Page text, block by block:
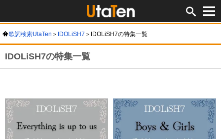
歌詞検索UtaTen IDOLiSH7 IDOLiSH7の特集一覧
IDOLiSH7の特集一覧